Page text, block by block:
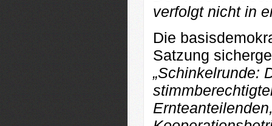
verfolgt nicht in
Die
Satzung
„Schinkelrunde: